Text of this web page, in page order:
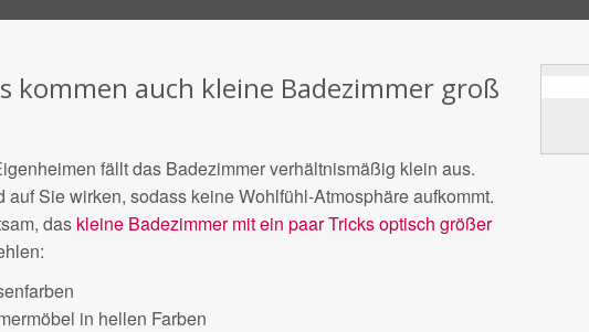
kommen auch kleine Badezimmer groß
fällt das Badezimmer verhältnismäßig klein aus.
Sie wirken, sodass keine Wohlfühl-Atmosphäre aufkommt.
das kleine Badezimmer mit ein paar Tricks optisch größer
in hellen Farben